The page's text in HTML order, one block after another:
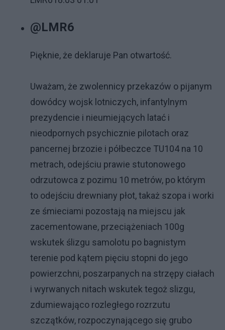
@LMR6
Pięknie, że deklaruje Pan otwartość.
Uważam, że zwolennicy przekazów o pijanym
dowódcy wojsk lotniczych, infantylnym
prezydencie i nieumiejących latać i
nieodpornych psychicznie pilotach oraz
pancernej brzozie i półbeczce TU104 na 10
metrach, odejściu prawie stutonowego
odrzutowca z pozimu 10 metrów, po którym
to odejściu drewniany płot, takaż szopa i worki
ze śmieciami pozostają na miejscu jak
zacementowane, przeciążeniach 100g
wskutek ślizgu samolotu po bagnistym
terenie pod kątem pięciu stopni do jego
powierzchni, poszarpanych na strzępy ciałach
i wyrwanych nitach wskutek tegoż slizgu,
zdumiewająco rozległego rozrzutu
szczątków, rozpoczynającego się grubo